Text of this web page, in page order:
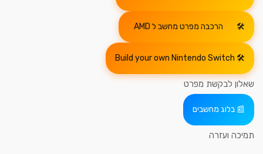
הרכבה מפרט מחשב ל AMD
Build your own Nintendo Switch
שאלון לבקשת מפרט
בלוג מחשבים
תמיכה ועזרה